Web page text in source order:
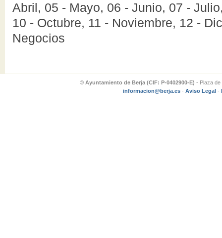
Abril, 05 - Mayo, 06 - Junio, 07 -
10 - Octubre, 11 - Noviembre, 12 -
Negocios
© Ayuntamiento de Berja (CIF: P-0402900-E) - Plaza de
informacion@berja.es - Aviso Legal -